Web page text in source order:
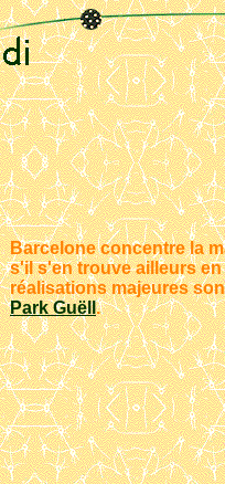
Barcelone concentre la
s'il s'en trouve ailleurs en
réalisations majeures
Park Guëll.